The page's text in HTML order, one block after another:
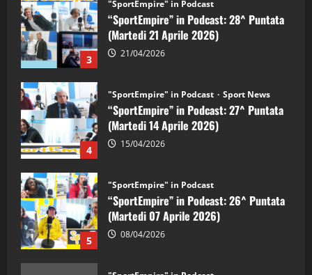
3
"SportEmpire" in Podcast
“SportEmpire” in Podcast: 28^ Puntata
(Martedi 21 Aprile 2026)
21/04/2026
4
"SportEmpire" in Podcast Sport News
“SportEmpire” in Podcast: 27^ Puntata
(Martedi 14 Aprile 2026)
15/04/2026
5
"SportEmpire" in Podcast
“SportEmpire” in Podcast: 26^ Puntata
(Martedi 07 Aprile 2026)
08/04/2026